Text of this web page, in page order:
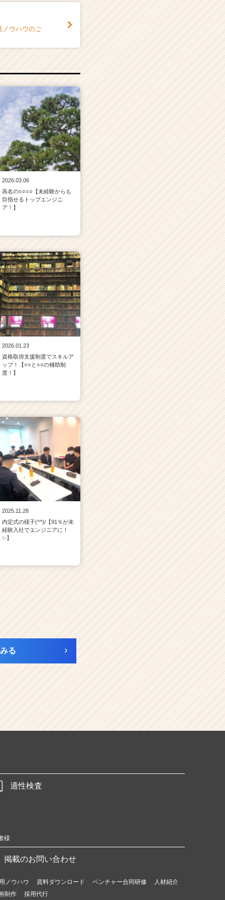
ノウハウのご
2026.03.06
高名の○○○○【未経験からも
目指せるトップエンジニ
ア！】
2026.01.23
資格取得支援制度でスキルア
ップ！【○○と○○の補助制
度！】
2025.11.28
内定式の様子(^^)/【91％が未
経験入社でエンジニアに！
✨】
る
適性検査
様
掲載のお問い合わせ
ノウハウ 資料ダウンロード ベンチャー合同研修
人材紹介
制作
採用代行